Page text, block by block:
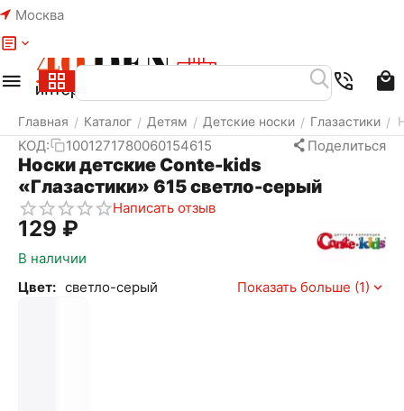
Москва
Главная / Каталог / Детям / Детские носки / Глазастики /
КОД: 1001271780060154615 Поделиться
Носки детские Conte-kids
«Глазастики» 615 светло-серый
Написать отзыв
‍129‍ ₽
В наличии
Цвет: светло-серый Показать больше (1)
Меню